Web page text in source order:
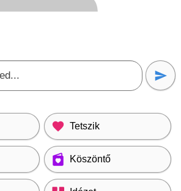
Tetszik
Köszöntő